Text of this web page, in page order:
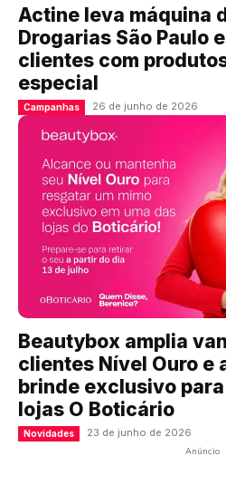
Actine leva máquina
Drogarias São Paulo
clientes com
especial
Campanhas 26 de junho de 2026
Beautybox amplia
clientes Nível Ouro e
brinde exclusivo
lojas O Boticário
Novidades 23 de junho de 2026
Anúncio